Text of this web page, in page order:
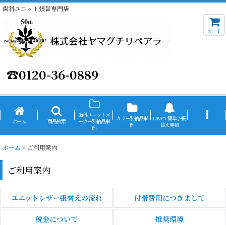
歯科ユニット張替専門店
☎0120-36-0889
カート
ホーム 商品検索
歯科ユニットメ
ーカー別納品事
例
カラー別納品事
例
LINEで簡単♪張
替え見積
ホーム > ご利用案内
ご利用案内
ユニットレザー張替えの流れ 付帯費用につきまして
税金について 推奨環境